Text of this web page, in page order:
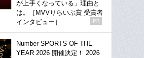
が上手くなっている」理由と
は。［MVVりらいぶ賞 受賞者
インタビュー］
PR
Number SPORTS OF THE
YEAR 2026 開催決定！ 2026